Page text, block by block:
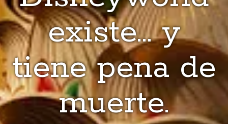
existe… y
tiene pena de
muerte.